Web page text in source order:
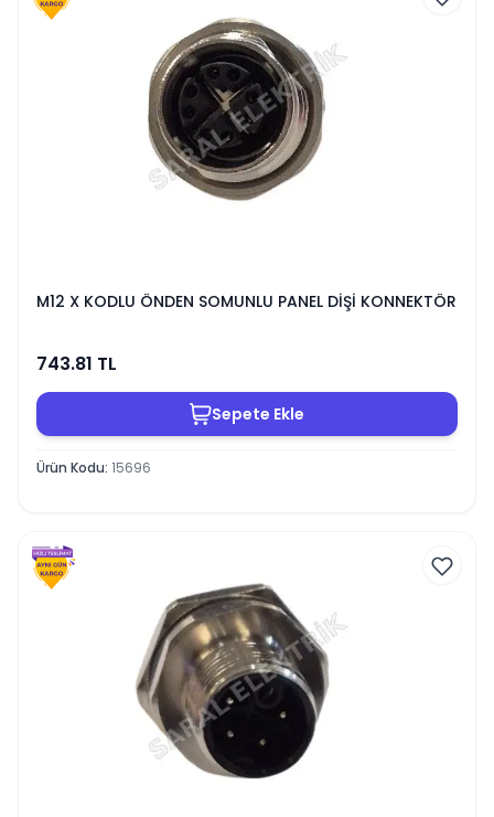
M12 X KODLU ÖNDEN SOMUNLU PANEL DİŞİ KONNEKTÖR
743.81 TL
Sepete Ekle
Ürün Kodu: 15696